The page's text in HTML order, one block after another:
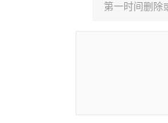
第一时间删除